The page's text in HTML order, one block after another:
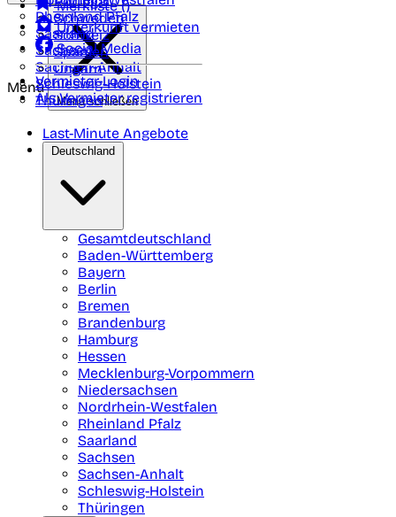
Rheinland Pfalz
Saarland
Sachsen
Sachsen-Anhalt
Schleswig-Holstein
Thüringen
Schweden
Schweiz
Spanien
Ungarn
Merkliste ()
Unterkunft vermieten
Social Media
Vermieter-Login
Als Vermieter registrieren
Menü
Menü schließen
Last-Minute Angebote
Deutschland
Gesamtdeutschland
Baden-Württemberg
Bayern
Berlin
Bremen
Brandenburg
Hamburg
Hessen
Mecklenburg-Vorpommern
Niedersachsen
Nordrhein-Westfalen
Rheinland Pfalz
Saarland
Sachsen
Sachsen-Anhalt
Schleswig-Holstein
Thüringen